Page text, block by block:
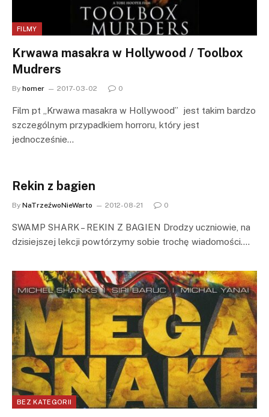
FILMY
Krwawa masakra w Hollywood / Toolbox
Mudrers
By homer 2017-03-02 0
Film pt „Krwawa masakra w Hollywood” jest takim bardzo
szczególnym przypadkiem horroru, który jest
jednocześnie…
Rekin z bagien
By NaTrzeźwoNieWarto 2012-08-21 0
SWAMP SHARK – REKIN Z BAGIEN Drodzy uczniowie, na
dzisiejszej lekcji powtórzymy sobie trochę wiadomości.…
BEZ KATEGORII